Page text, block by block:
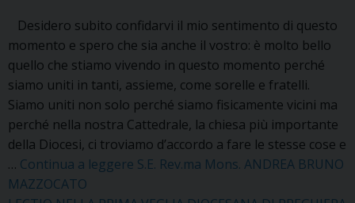
Desidero subito confidarvi il mio sentimento di questo
momento e spero che sia anche il vostro: è molto bello
quello che stiamo vivendo in questo momento perché
siamo uniti in tanti, assieme, come sorelle e fratelli.
Siamo uniti non solo perché siamo fisicamente vicini ma
perché nella nostra Cattedrale, la chiesa più importante
della Diocesi, ci troviamo d’accordo a fare le stesse cose e
… Continua a leggere S.E. Rev.ma Mons. ANDREA BRUNO
MAZZOCATO